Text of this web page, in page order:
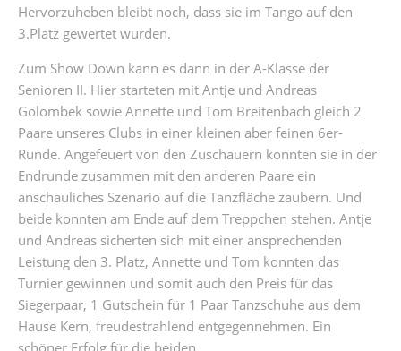
Hervorzuheben bleibt noch, dass sie im Tango auf den
3.Platz gewertet wurden.
Zum Show Down kann es dann in der A-Klasse der
Senioren II. Hier starteten mit Antje und Andreas
Golombek sowie Annette und Tom Breitenbach gleich 2
Paare unseres Clubs in einer kleinen aber feinen 6er-
Runde. Angefeuert von den Zuschauern konnten sie in der
Endrunde zusammen mit den anderen Paare ein
anschauliches Szenario auf die Tanzfläche zaubern. Und
beide konnten am Ende auf dem Treppchen stehen. Antje
und Andreas sicherten sich mit einer ansprechenden
Leistung den 3. Platz, Annette und Tom konnten das
Turnier gewinnen und somit auch den Preis für das
Siegerpaar, 1 Gutschein für 1 Paar Tanzschuhe aus dem
Hause Kern, freudestrahlend entgegennehmen. Ein
schöner Erfolg für die beiden.